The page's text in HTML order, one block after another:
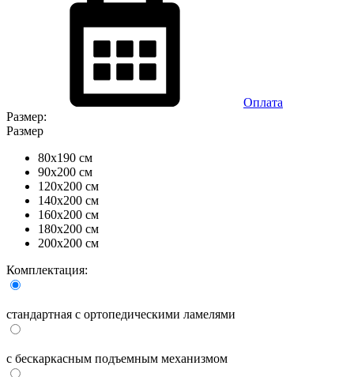
Оплата
Размер:
Размер
80x190 см
90x200 см
120x200 см
140x200 см
160x200 см
180x200 см
200x200 см
Комплектация:
стандартная с ортопедическими ламелями
с бескаркасным подъемным механизмом